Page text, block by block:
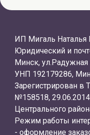
ИП Мигаль Наталья
Юридический и
Минск,
УНП 192179286,
Зарегистрирован в
№158518,
Центрального
Режим работы
- оформление